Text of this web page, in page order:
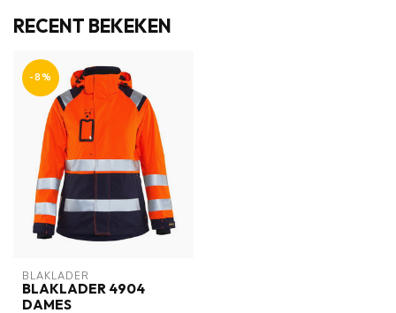
RECENT BEKEKEN
-8%
BLAKLADER
BLAKLADER 4904
DAMES